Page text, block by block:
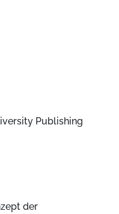
Publishing
der